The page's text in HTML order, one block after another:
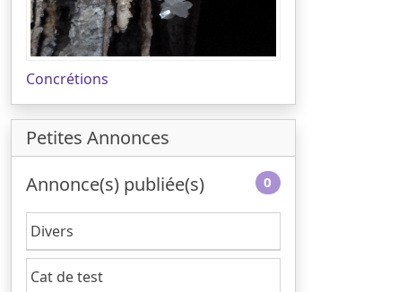
Concrétions
Petites Annonces
0
Annonce(s) publiée(s)
Divers
Cat de test